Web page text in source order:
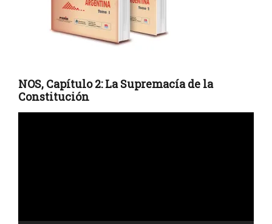
NOS, Capítulo 2: La Supremacía de la
Constitución